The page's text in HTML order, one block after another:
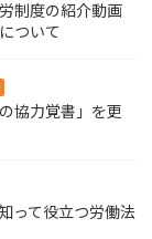
制度の紹介動画
ついて
協力覚書」を更
って役立つ労働法